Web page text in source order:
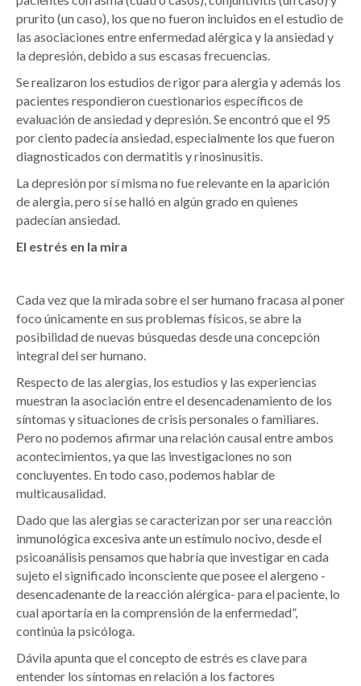
prurito (un caso), los que no fueron incluidos en el estudio de
las asociaciones entre enfermedad alérgica y la ansiedad y
la depresión, debido a sus escasas frecuencias.
Se realizaron los estudios de rigor para alergia y además los
pacientes respondieron cuestionarios específicos de
evaluación de ansiedad y depresión. Se encontró que el 95
por ciento padecía ansiedad, especialmente los que fueron
diagnosticados con dermatitis y rinosinusitis.
La depresión por sí misma no fue relevante en la aparición
de alergia, pero sí se halló en algún grado en quienes
padecían ansiedad.
El estrés en la mira
Cada vez que la mirada sobre el ser humano fracasa al poner
foco únicamente en sus problemas físicos, se abre la
posibilidad de nuevas búsquedas desde una concepción
integral del ser humano.
Respecto de las alergias, los estudios y las experiencias
muestran la asociación entre el desencadenamiento de los
síntomas y situaciones de crisis personales o familiares.
Pero no podemos afirmar una relación causal entre ambos
acontecimientos, ya que las investigaciones no son
concluyentes. En todo caso, podemos hablar de
multicausalidad.
Dado que las alergias se caracterizan por ser una reacción
inmunológica excesiva ante un estímulo nocivo, desde el
psicoanálisis pensamos que habría que investigar en cada
sujeto el significado inconsciente que posee el alergeno -
desencadenante de la reacción alérgica- para el paciente, lo
cual aportaría en la comprensión de la enfermedad”,
continúa la psicóloga.
Dávila apunta que el concepto de estrés es clave para
entender los síntomas en relación a los factores